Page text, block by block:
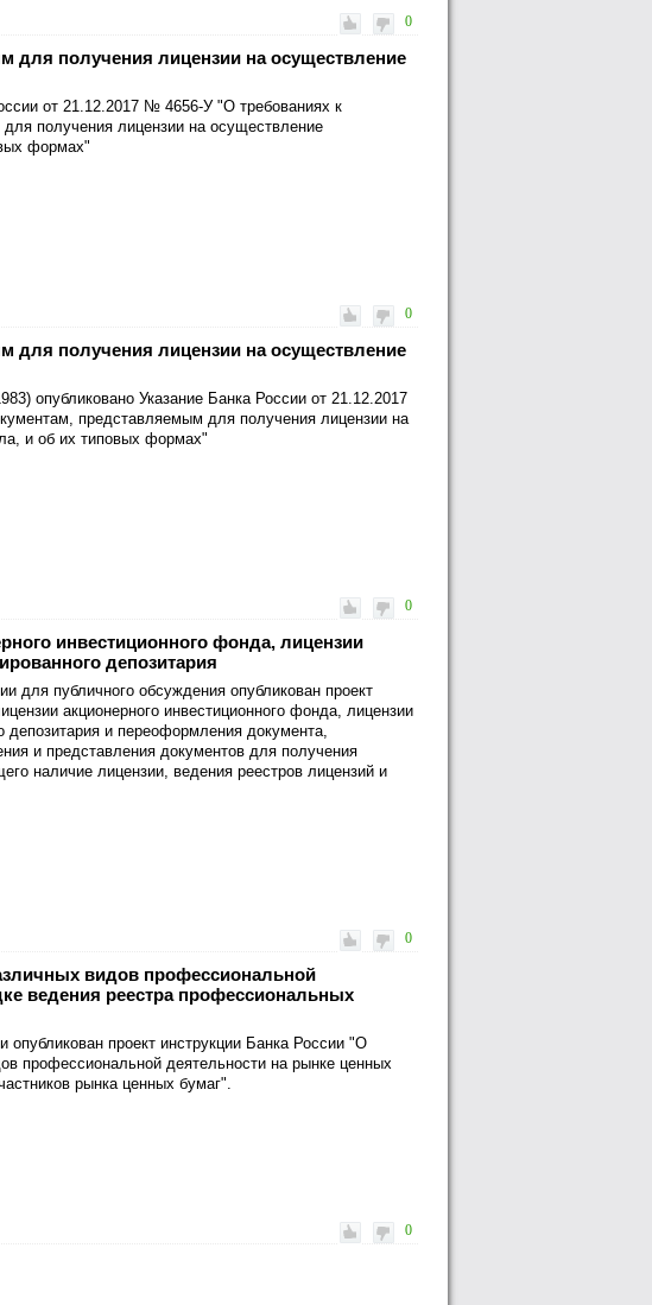
0
для получения лицензии на осуществление
от 21.12.2017 № 4656-У "О требованиях к
получения лицензии на осуществление
формах"
0
для получения лицензии на осуществление
опубликовано Указание Банка России от 21.12.2017
представляемым для получения лицензии на
и об их типовых формах"
0
инвестиционного фонда, лицензии
депозитария
для публичного обсуждения опубликован проект
акционерного инвестиционного фонда, лицензии
и переоформления документа,
и представления документов для получения
наличие лицензии, ведения реестров лицензий и
0
видов профессиональной
ведения реестра профессиональных
проект инструкции Банка России "О
профессиональной деятельности на рынке ценных
рынка ценных бумаг".
0